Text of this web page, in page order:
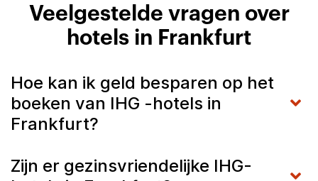
Veelgestelde vragen over
hotels in Frankfurt
Hoe kan ik geld besparen op het
boeken van IHG -hotels in
Frankfurt?
Zijn er gezinsvriendelijke IHG-